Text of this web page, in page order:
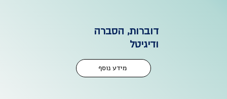
דוברות, הסברה
ודיגיטל
מידע נוסף